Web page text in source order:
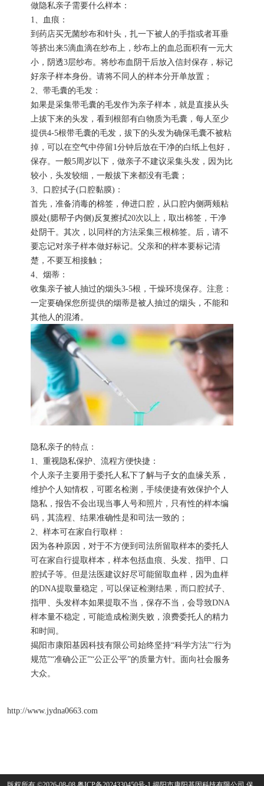
做隐私亲子需要什么样本：
1、血痕：
到药店买无菌纱布和针头，扎一下被人的手指或者耳垂
等挤出来5滴血滴在纱布上，纱布上的血总面积有一元大
小，阴透3层纱布。将纱布血阴干后放入信封保存，标记
好亲子样本身份。请将不同人的样本分开单放置；
2、带毛囊的毛发：
如果是采集带毛囊的毛发作为亲子样本，就是直接从头
上拔下来的头发，看到根部有白物质为毛囊，每人至少
提供4-5根带毛囊的毛发，拔下的头发为确保毛囊不被粘
掉，可以在空气中停留1分钟后放在干净的白纸上包好，
保存。一般5周岁以下，做亲子不建议采集头发，因为比
较小，头发较细，一般拔下来都没有毛囊；
3、口腔拭子(口腔黏膜)：
首先，准备消毒的棉签，伸进口腔，从口腔内侧两颊粘
膜处(腮帮子内侧)反复擦拭20次以上，取出棉签，干净
处阴干。其次，以同样的方法采集三根棉签。后，请不
要忘记对亲子样本做好标记。父亲和的样本要标记清
楚，不要互相接触；
4、烟蒂：
收集亲子被人抽过的烟头3-5根，干燥环境保存。注意：
一定要确保您所提供的烟蒂是被人抽过的烟头，不能和
其他人的混淆。
隐私亲子的特点：
1、重视隐私保护、流程方便快捷：
个人亲子主要用于委托人私下了解与子女的血缘关系，
维护个人知情权，可匿名检测，手续便捷有效保护个人
隐私，报告不会出现当事人号和照片，只有性的样本编
码，其流程、结果准确性是和司法一致的；
2、样本可在家自行取样：
因为各种原因，对于不方便到司法所留取样本的委托人
可在家自行提取样本，样本包括血痕、头发、指甲、口
腔拭子等。但是法医建议好尽可能留取血样，因为血样
的DNA提取量稳定，可以保证检测结果，而口腔拭子、
指甲、头发样本如果提取不当，保存不当，会导致DNA
样本量不稳定，可能造成检测失败，浪费委托人的精力
和时间。
揭阳市康阳基因科技有限公司始终坚持“科学方法”“行为
规范”“准确公正”“公正公平”的质量方针。面向社会服务
大众。
http://www.jydna0663.com